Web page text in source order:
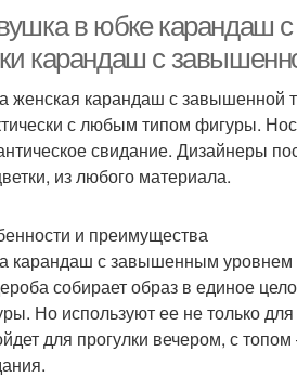
в юбке карандаш
карандаш с
женская карандаш с завышенной
с любым типом фигуры.
свидание. Дизайнеры
из любого материала.
и преимущества
карандаш с завышенным уровнем
собирает образ в единое
Но используют ее не только для
для прогулки вечером, с